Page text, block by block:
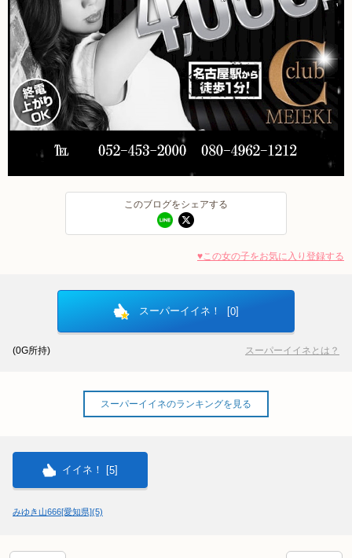
このブログをシェアする
このブログをシェアする
LINE twitter
ブログのURLをコピー
♥この女の子をお気に入り登録する
スーパーイイネ！ [0]
(0G所持) スーパーイイネとは？
スーパーイイネのランキングを見る
イイネ！ [5]
みゆき山666[愛知県](5)
このお店をシェアする
LINE
お店のURLをコピー
女の子ログイン
新規会員登録
関東
関西
中四国 九州